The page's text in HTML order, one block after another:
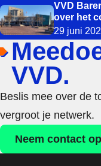
VVD
over het
29 juni
VVD.
Beslis mee over de
vergroot je netwerk.
Neem contact